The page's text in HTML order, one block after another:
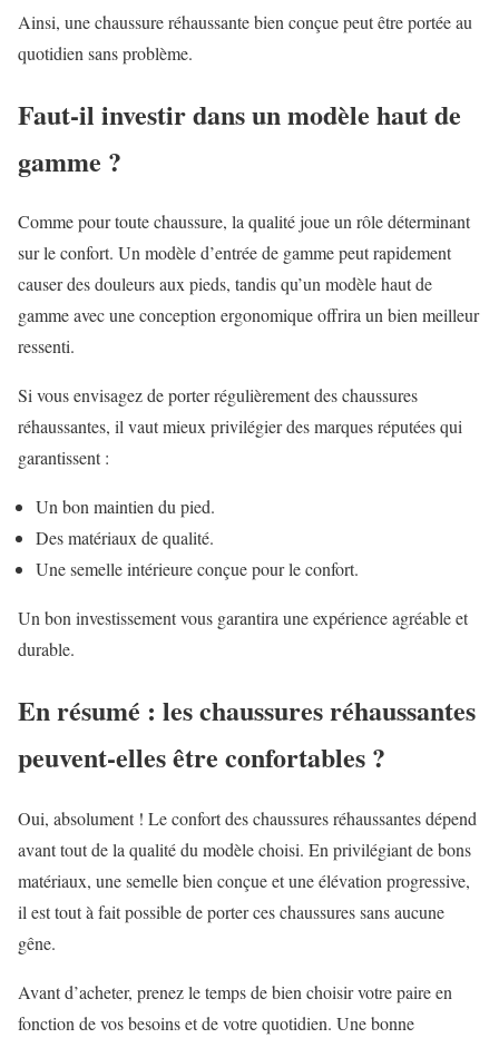
Ainsi, une chaussure réhaussante bien conçue peut être portée au
quotidien sans problème.
Faut-il investir dans un modèle haut de
gamme ?
Comme pour toute chaussure, la qualité joue un rôle déterminant
sur le confort. Un modèle d’entrée de gamme peut rapidement
causer des douleurs aux pieds, tandis qu’un modèle haut de
gamme avec une conception ergonomique offrira un bien meilleur
ressenti.
Si vous envisagez de porter régulièrement des chaussures
réhaussantes, il vaut mieux privilégier des marques réputées qui
garantissent :
Un bon maintien du pied.
Des matériaux de qualité.
Une semelle intérieure conçue pour le confort.
Un bon investissement vous garantira une expérience agréable et
durable.
En résumé : les chaussures réhaussantes
peuvent-elles être confortables ?
Oui, absolument ! Le confort des chaussures réhaussantes dépend
avant tout de la qualité du modèle choisi. En privilégiant de bons
matériaux, une semelle bien conçue et une élévation progressive,
il est tout à fait possible de porter ces chaussures sans aucune
gêne.
Avant d’acheter, prenez le temps de bien choisir votre paire en
fonction de vos besoins et de votre quotidien. Une bonne